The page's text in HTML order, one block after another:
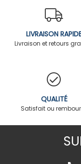
LIVRAISON
Livraison et retours
QUALITÉ
Satisfait ou